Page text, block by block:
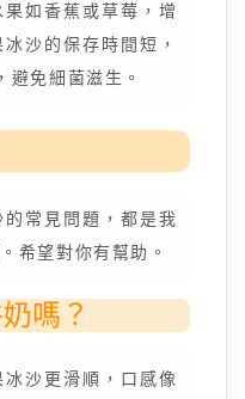
如香蕉或草莓，增
沙的保存時間短，
避免細菌滋生。
常見問題，都是我
希望對你有幫助。
嗎？
沙更滑順，口感像